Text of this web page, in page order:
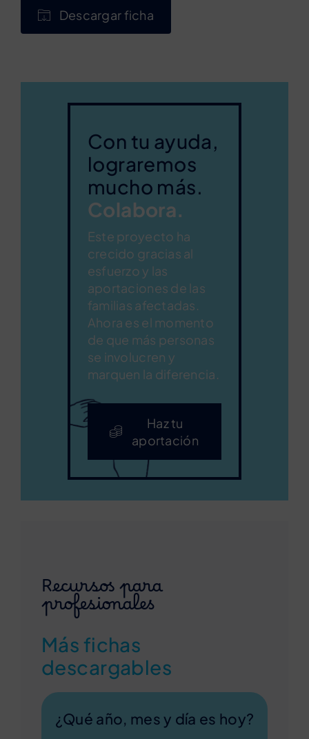
Descargar ficha
Con tu ayuda,
lograremos
mucho más.
Colabora.
Este proyecto ha
crecido gracias al
esfuerzo y las
aportaciones de las
familias afectadas.
Ahora es el momento
de que más personas
se involucren y
marquen la diferencia.
Haz tu
aportación
Recursos para
profesionales
Más fichas
descargables
¿Qué año, mes y día es hoy?